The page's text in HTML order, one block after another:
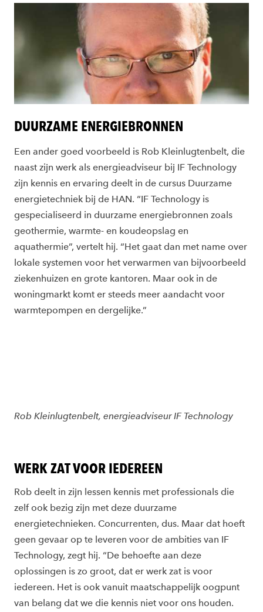
DUURZAME ENERGIEBRONNEN
Een ander goed voorbeeld is Rob Kleinlugtenbelt, die
naast zijn werk als energieadviseur bij IF Technology
zijn kennis en ervaring deelt in de cursus Duurzame
energietechniek bij de HAN. “IF Technology is
gespecialiseerd in duurzame energiebronnen zoals
geothermie, warmte- en koudeopslag en
aquathermie”, vertelt hij. “Het gaat dan met name over
lokale systemen voor het verwarmen van bijvoorbeeld
ziekenhuizen en grote kantoren. Maar ook in de
woningmarkt komt er steeds meer aandacht voor
warmtepompen en dergelijke.”
Rob Kleinlugtenbelt, energieadviseur IF Technology
WERK ZAT VOOR IEDEREEN
Rob deelt in zijn lessen kennis met professionals die
zelf ook bezig zijn met deze duurzame
energietechnieken. Concurrenten, dus. Maar dat hoeft
geen gevaar op te leveren voor de ambities van IF
Technology, zegt hij. “De behoefte aan deze
oplossingen is zo groot, dat er werk zat is voor
iedereen. Het is ook vanuit maatschappelijk oogpunt
van belang dat we die kennis niet voor ons houden.